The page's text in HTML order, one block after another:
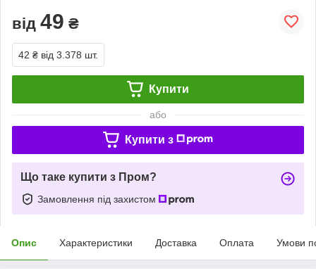
від 49 ₴
42 ₴ від 3.378 шт.
Купити
або
Купити з
Що таке купити з Пром?
Замовлення під захистом
Опис Характеристики Доставка Оплата Умови